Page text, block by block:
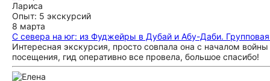
Лариса
Опыт: 5 экскурсий
8 марта
С севера на юг: из Фуджейры в Дубай и Абу-Даби.
Интересная экскурсия, просто совпала она с началом
посещения, гид оперативно все провела, большое спасибо!